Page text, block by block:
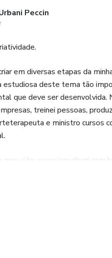
na vida, seja pessoal ou
forte relação para liberar
Bem Estar e Qualidade
o cérebro, excelente para
Peccin
em diversas etapas da
estudiosa deste tema tão
que deve ser desenvolvida.
treinei pessoas,
e ministro cursos
site